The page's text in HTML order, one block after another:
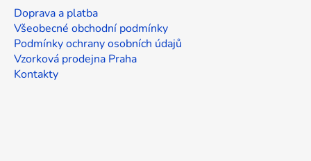
Doprava a platba
Všeobecné obchodní podmínky
Podmínky ochrany osobních údajů
Vzorková prodejna Praha
Kontakty